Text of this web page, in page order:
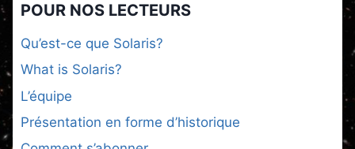
POUR NOS LECTEURS
Qu’est-ce que Solaris?
What is Solaris?
L’équipe
Présentation en forme d’historique